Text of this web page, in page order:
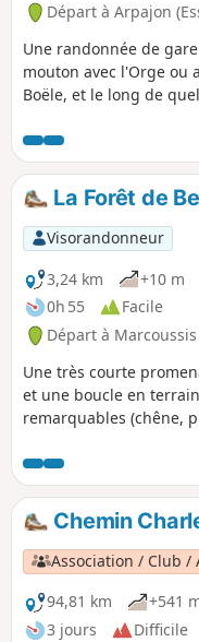
Départ à Arpajon
Une randonnée de
mouton avec l'Orge ou
Boële, et le long de
randonnée et, en point
La Forêt de
Visorandonneur
3,24 km
+10 m
0h 55
Facile
Départ à Marcoussis
Une très courte
et une boucle en
remarquables (chêne,
l'eau.
Chemin
Association / Club /
94,81 km
+541
3 jours
Difficile